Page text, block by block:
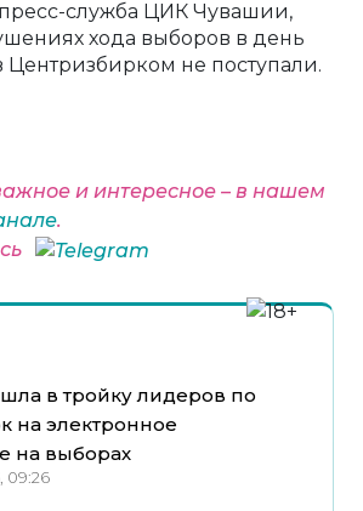
служба ЦИК Чувашии,
хода выборов в день
Центризбирком не поступали.
и интересное – в нашем
.
в тройку лидеров по
на электронное
на выборах
09:26